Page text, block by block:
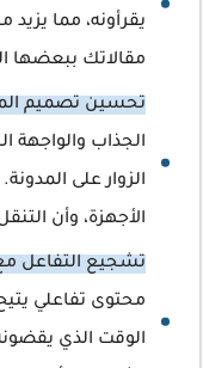
يقرأونه، مما
مقالاتك
تحسين تصميم
الجذاب والواجهة
الزوار على
الأجهزة، وأن
تشجيع التفاعل مع
محتوى تفاعلي
الوقت الذي